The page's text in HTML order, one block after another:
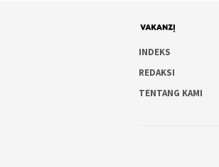
INDEKS
REDAKSI
TENTANG KAMI